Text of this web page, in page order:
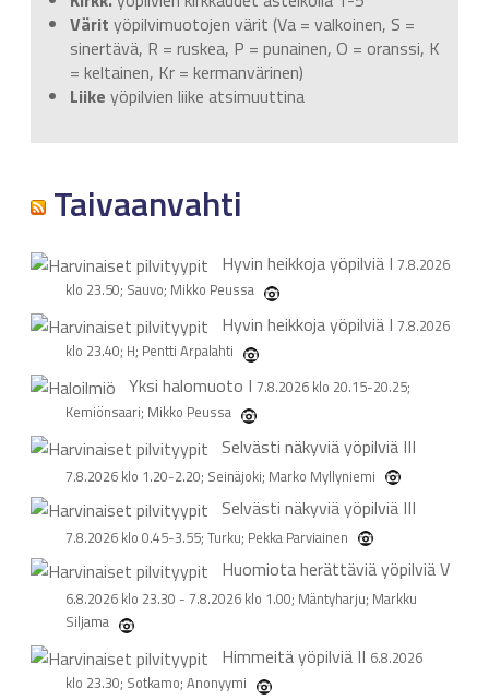
Värit yöpilvimuotojen värit (Va = valkoinen, S =
sinertävä, R = ruskea, P = punainen, O = oranssi, K
= keltainen, Kr = kermanvärinen)
Liike yöpilvien liike atsimuuttina
Taivaanvahti
Hyvin heikkoja yöpilviä I 7.8.2026
klo 23.50; Sauvo; Mikko Peussa
Hyvin heikkoja yöpilviä I 7.8.2026
klo 23.40; H; Pentti Arpalahti
Yksi halomuoto I 7.8.2026 klo 20.15-20.25;
Kemiönsaari; Mikko Peussa
Selvästi näkyviä yöpilviä III
7.8.2026 klo 1.20-2.20; Seinäjoki; Marko Myllyniemi
Selvästi näkyviä yöpilviä III
7.8.2026 klo 0.45-3.55; Turku; Pekka Parviainen
Huomiota herättäviä yöpilviäV
6.8.2026 klo 23.30 - 7.8.2026 klo 1.00; Mäntyharju; Markku
Siljama
Himmeitä yöpilviä II 6.8.2026
klo 23.30; Sotkamo; Anonyymi